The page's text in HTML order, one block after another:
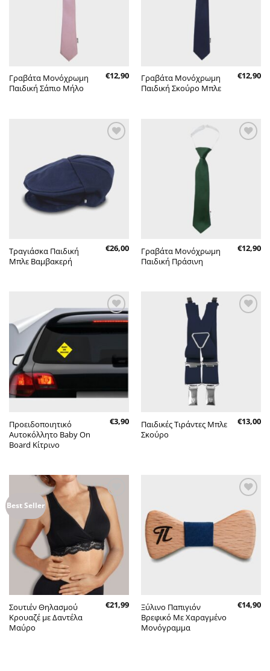
Γραβάτα Μονόχρωμη
Παιδική Σάπιο Μήλο
€12,90
Γραβάτα Μονόχρωμη
Παιδική Σκούρο Μπλε
€12,90
στην λίστα
επιθυμητών
Τραγιάσκα Παιδική
Μπλε Βαμβακερή
€26,00
Γραβάτα Μονόχρωμη
Παιδική Πράσινη
€12,90
Πρόσθήκη
Προειδοποιητικό
Αυτοκόλλητο Baby On
Board Κίτρινο
€3,90
επιθυμητών
Παιδικές Τιράντες Μπλε
Σκούρο
€13,00
Best Seller
Πρόσθήκη
στην λίστα
επιθυμητών
Σουτιέν Θηλασμού
Κρουαζέ με Δαντέλα
Μαύρο
€21,99
στην λίστα
επιθυμητών
Ξύλινο Παπιγιόν
Βρεφικό Με Χαραγμένο
Μονόγραμμα
€14,90